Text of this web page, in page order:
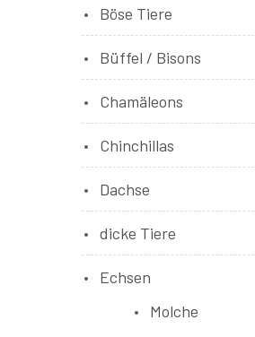
Böse Tiere
Büffel / Bisons
Chamäleons
Chinchillas
Dachse
dicke Tiere
Echsen
Molche